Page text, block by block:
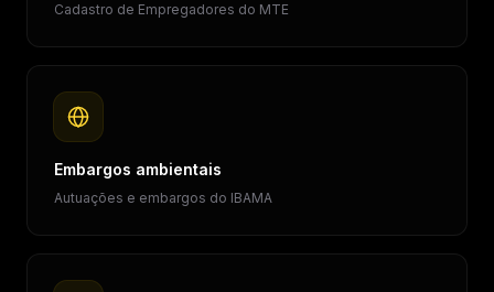
Cadastro de Empregadores do MTE
Embargos ambientais
Autuações e embargos do IBAMA